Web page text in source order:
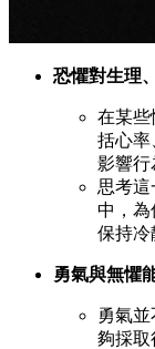
恐懼對生理
在某些
括心率
影響行
思考
中，為
保持冷
勇氣與無懼
勇氣
夠採取